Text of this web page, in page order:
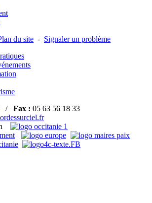
du site - Signaler un problème
/ Fax : 05 63 56 18 33